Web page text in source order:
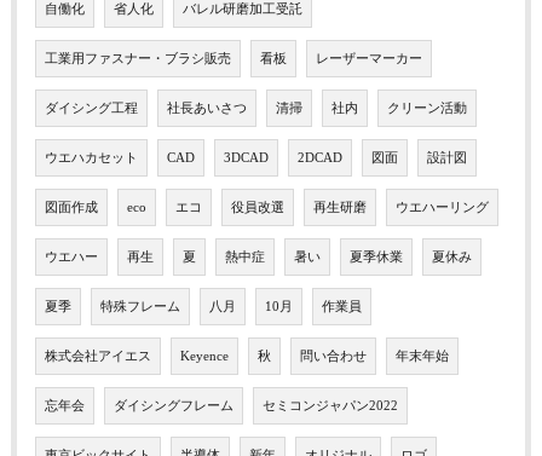
自働化 省人化 バレル研磨加工受託
工業用ファスナー・ブラシ販売 看板 レーザーマーカー
ダイシング工程 社長あいさつ 清掃 社内 クリーン活動
ウエハカセット CAD 3DCAD 2DCAD 図面 設計図
図面作成 eco エコ 役員改選 再生研磨 ウエハーリング
ウエハー 再生 夏 熱中症 暑い 夏季休業 夏休み
夏季 特殊フレーム 八月 10月 作業員
株式会社アイエス Keyence 秋 問い合わせ 年末年始
忘年会 ダイシングフレーム セミコンジャパン2022